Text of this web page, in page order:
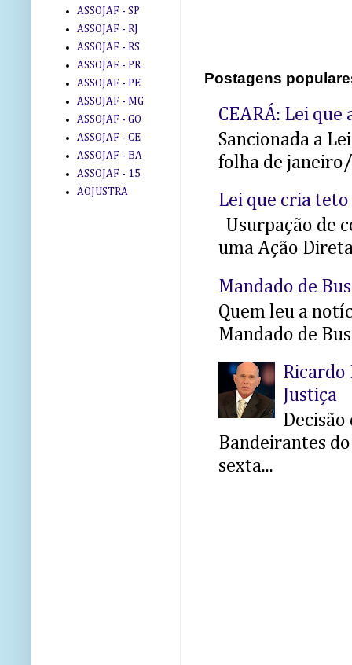
Postagens
CEARÁ: Lei
Sancionada a
folha de
Lei que cria
Usurpação de
uma Ação
Mandado de
Quem leu a
Mandado de
Ricardo
Justiça
Decisão
Bandeirantes
sexta...
ASSOJAF - SP
ASSOJAF - RJ
ASSOJAF - RS
ASSOJAF - PR
ASSOJAF - PE
ASSOJAF - MG
ASSOJAF - GO
ASSOJAF - CE
ASSOJAF - BA
ASSOJAF - 15
AOJUSTRA